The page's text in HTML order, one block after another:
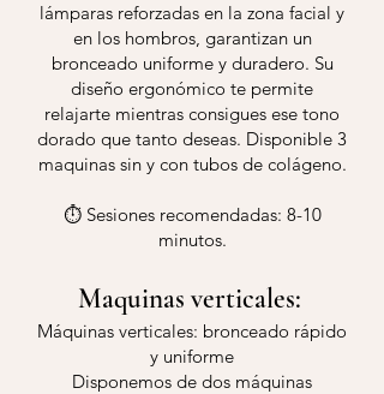
lámparas reforzadas en la zona facial y
en los hombros, garantizan un
bronceado uniforme y duradero. Su
diseño ergonómico te permite
relajarte mientras consigues ese tono
dorado que tanto deseas. Disponible 3
maquinas sin y con tubos de colágeno.
⏱️ Sesiones recomendadas: 8-10
minutos.
Maquinas verticales:
Máquinas verticales: bronceado rápido
y uniforme
Disponemos de dos máquinas